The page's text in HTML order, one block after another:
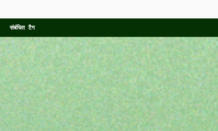
संबंधित टैग